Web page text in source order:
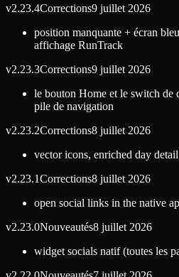
v2.23.4Corrections9 juillet 2026
position manquante + écran
affichage RunTrack
v2.23.3Corrections9 juillet 2026
le bouton Home et le switch de
pile de navigation
v2.23.2Corrections8 juillet 2026
vector icons, enriched day
v2.23.1Corrections8 juillet 2026
open social links in the native
v2.23.0Nouveautés8 juillet 2026
widget socials natif (toutes les